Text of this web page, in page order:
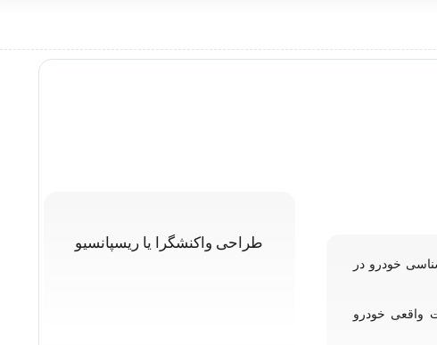
خودرو در
واقعی خودرو
طراحی واکنشگرا یا ریسپانسیو